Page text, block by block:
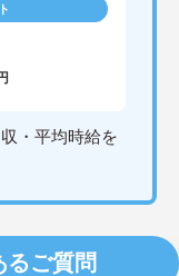
・平均時給を
るご質問